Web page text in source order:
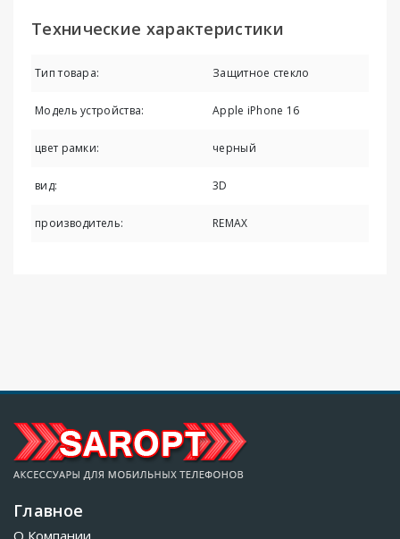
Технические характеристики
Тип товара: Защитное стекло
Модель устройства: Apple iPhone 16
цвет рамки: черный
вид: 3D
производитель: REMAX
Главное